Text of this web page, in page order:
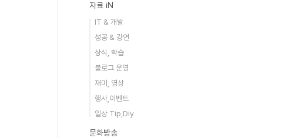
자료 iN
IT & 개발
성공 & 강연
상식, 학습
블로그 운영
재미, 영상
행사,이벤트
일상 Tip,Diy
문화방송